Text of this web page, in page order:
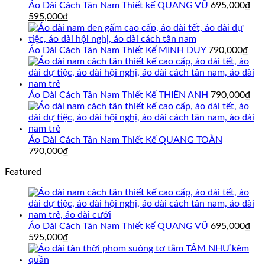
Áo Dài Cách Tân Nam Thiết kế QUANG VŨ 695,000₫
Giá
gốc
là:
695,000₫.
595,000₫
hiện
tại
là:
595,000₫.
Áo Dài Cách Tân Nam Thiết Kế MINH DUY 790,000₫
Áo Dài Cách Tân Nam Thiết Kế THIÊN ANH 790,000₫
Áo Dài Cách Tân Nam Thiết Kế QUANG TOÀN
790,000₫
Featured
Áo Dài Cách Tân Nam Thiết kế QUANG VŨ 695,000₫
Giá
gốc
là:
595,000₫
hiện